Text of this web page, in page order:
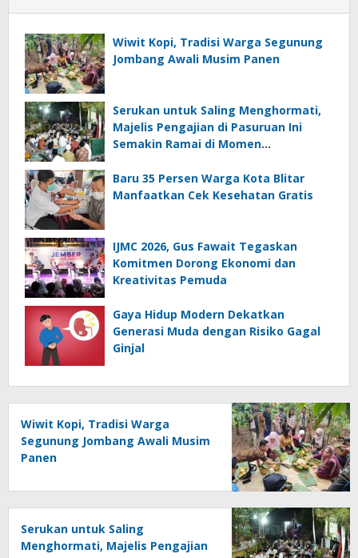
Wiwit Kopi, Tradisi Warga Segunung
Jombang Awali Musim Panen
Serukan untuk Saling Menghormati,
Majelis Pengajian di Pasuruan Ini
Semakin Ramai di Momen
Baru 35 Persen Warga Kota Blitar
Manfaatkan Cek Kesehatan Gratis
IJMC 2026, Gus Fawait Tegaskan
Komitmen Dorong Ekonomi dan
Kreativitas Pemuda
Gaya Hidup Modern Dekatkan
Generasi Muda dengan Risiko Gagal
Ginjal
Wiwit Kopi, Tradisi Warga
Segunung Jombang Awali Musim
Panen
Serukan untuk Saling
Menghormati, Majelis Pengajian